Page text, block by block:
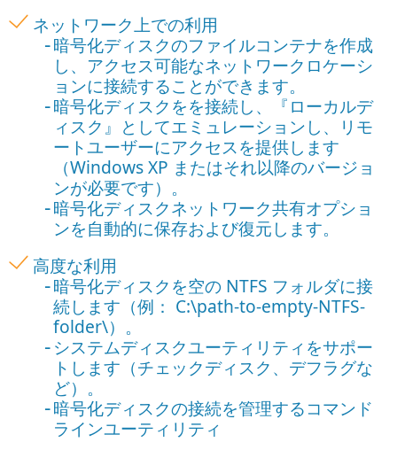
ネットワーク上での利用
暗号化ディスクのファイルコンテナを作成
し、アクセス可能なネットワークロケーシ
ョンに接続することができます。
暗号化ディスクをを接続し、『ローカルデ
ィスク』としてエミュレーションし、リモ
ートユーザーにアクセスを提供します
（Windows XP またはそれ以降のバージョ
ンが必要です）。
暗号化ディスクネットワーク共有オプショ
ンを自動的に保存および復元します。
高度な利用
暗号化ディスクを空の NTFS フォルダに接
続します（例： C:\path-to-empty-NTFS-
folder\）。
システムディスクユーティリティをサポー
トします（チェックディスク、デフラグな
ど）。
暗号化ディスクの接続を管理するコマンド
ラインユーティリティ